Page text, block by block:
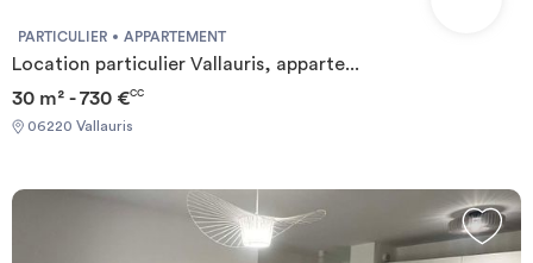
PARTICULIER APPARTEMENT
Location particulier Vallauris, apparte...
30 m² - 730 €CC
06220 Vallauris